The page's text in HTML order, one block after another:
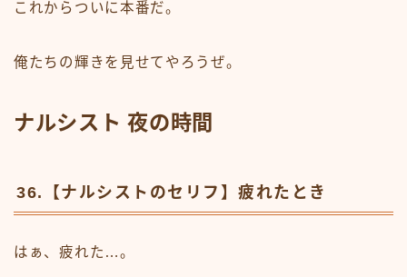
これからついに本番だ。
俺たちの輝きを見せてやろうぜ。
ナルシスト 夜の時間
36.【ナルシストのセリフ】疲れたとき
はぁ、疲れた…。